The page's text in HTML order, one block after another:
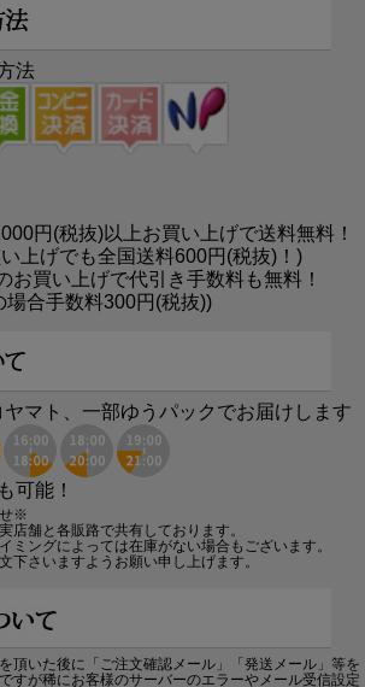
法
円(税抜)以上お買い上げで送料無料！
上げでも全国送料600円(税抜)！)
お買い上げで代引き手数料も無料！
場合手数料300円(税抜))
マト、一部ゆうパックでお届けします
可能！
※
店舗と各販路で共有しております。
ミングによっては在庫がない場合もございます。
下さいますようお願い申し上げます。
頂いた後に「ご注文確認メール」「発送メール」等を
すが稀にお客様のサーバーのエラーやメール受信設定